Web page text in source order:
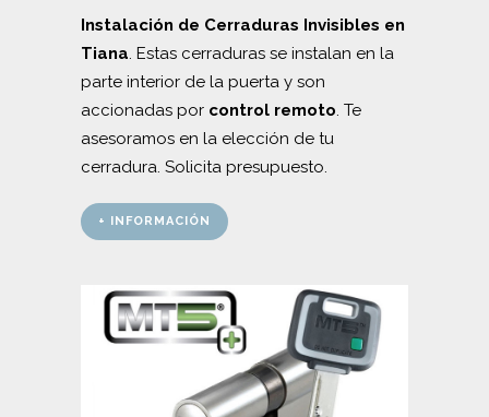
Instalación de Cerraduras Invisibles en
Tiana. Estas cerraduras se instalan en la
parte interior de la puerta y son
accionadas por control remoto. Te
asesoramos en la elección de tu
cerradura. Solicita presupuesto.
+ INFORMACIÓN